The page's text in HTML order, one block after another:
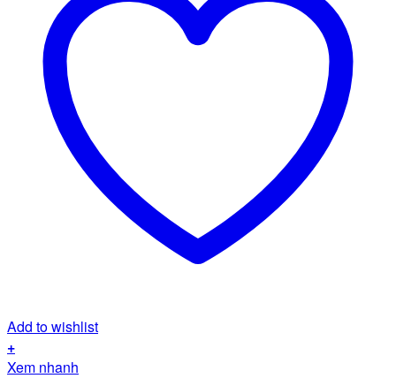
Add to wishlist
+
Xem nhanh